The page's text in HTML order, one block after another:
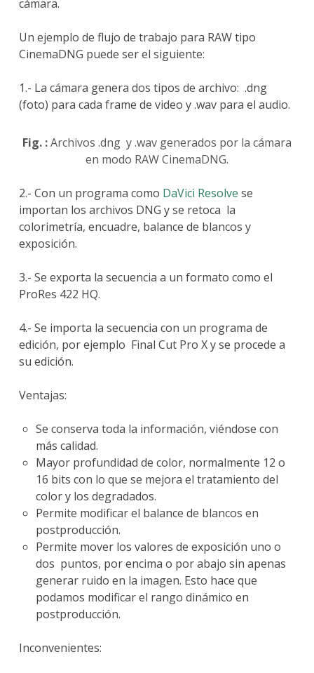
cámara.
Un ejemplo de flujo de trabajo para RAW tipo
CinemaDNG puede ser el siguiente:
1.- La cámara genera dos tipos de archivo: .dng
(foto) para cada frame de video y .wav para el audio.
Fig. :Archivos .dng y .wav generados por la cámara
en modo RAW CinemaDNG.
2.- Con un programa como DaVici Resolve se
importan los archivos DNG y se retoca la
colorimetría, encuadre, balance de blancos y
exposición.
3.- Se exporta la secuencia a un formato como el
ProRes 422 HQ.
4.- Se importa la secuencia con un programa de
edición, por ejemplo Final Cut Pro X y se procede a
su edición.
Ventajas:
Se conserva toda la información, viéndose con
más calidad.
Mayor profundidad de color, normalmente 12 o
16 bits con lo que se mejora el tratamiento del
color y los degradados.
Permite modificar el balance de blancos en
postproducción.
Permite mover los valores de exposición uno o
dos puntos, por encima o por abajo sin apenas
generar ruido en la imagen. Esto hace que
podamos modificar el rango dinámico en
postproducción.
Inconvenientes: